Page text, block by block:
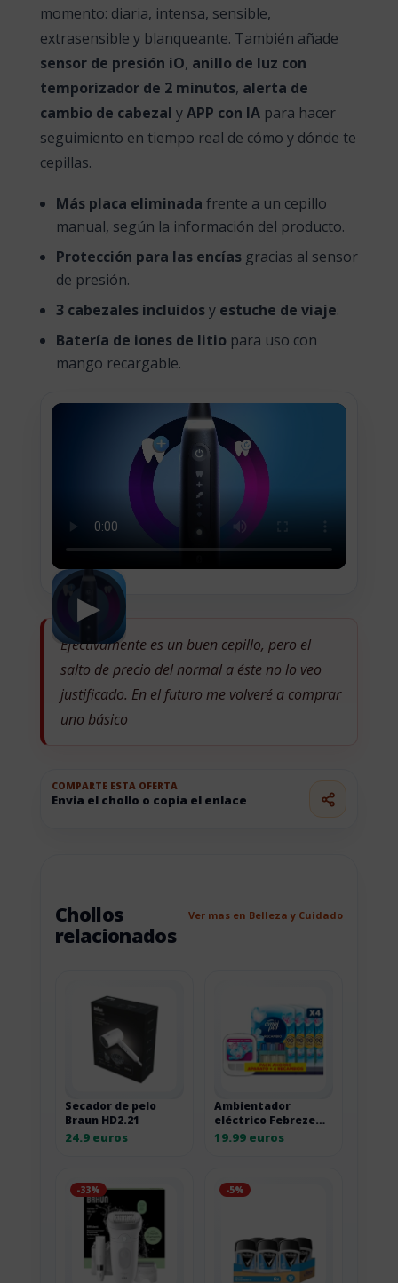
momento: diaria, intensa, sensible,
extrasensible y blanqueante. También añade
sensor de presión iO, anillo de luz con
temporizador de 2 minutos, alerta de
cambio de cabezal yAPP con IApara hacer
seguimiento en tiempo real de cómo y dónde te
cepillas.
Más placa eliminada frente a un cepillo
manual, según la información del producto.
Protección para las encías gracias al sensor
de presión.
3 cabezales incluidosy estuche de viaje.
Batería de iones de litio para uso con
mango recargable.
▶
Efectivamente es un buen cepillo, pero el
salto de precio del normal a éste no lo veo
justificado. En el futuro me volveré a comprar
uno básico
COMPARTE ESTA OFERTA
Envia el chollo o copia el enlace
Chollos
relacionados
Ver mas en Belleza y Cuidado
Secador de pelo
Braun HD2.21
24.9 euros
Ambientador
eléctrico Febreze
3Volution con
19.99 euros
-33% -5%